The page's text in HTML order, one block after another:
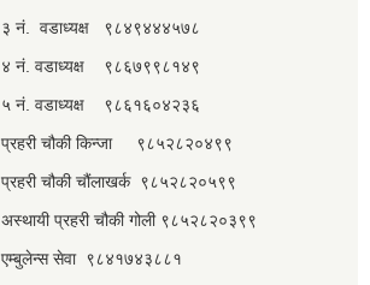
३ नं. वडाध्यक्ष ९८४९४४४५७८
४ नं. वडाध्यक्ष ९८६७९९८१४९
५ नं. वडाध्यक्ष ९८६१६०४२३६
प्रहरी चौकी किन्जा ९८५२८२०४९९
प्रहरी चौकी चौंलाखर्क ९८५२८२०५९९
अस्थायी प्रहरी चौकी गोली ९८५२८२०३९९
एम्बुलेन्स सेवा ९८४१७४३८८१